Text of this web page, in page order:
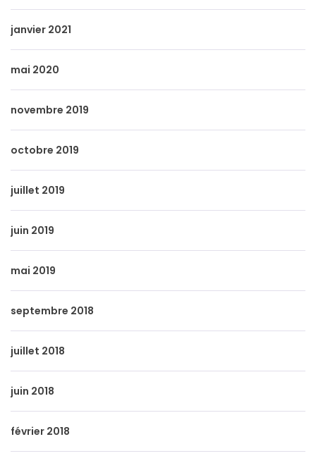
janvier 2021
mai 2020
novembre 2019
octobre 2019
juillet 2019
juin 2019
mai 2019
septembre 2018
juillet 2018
juin 2018
février 2018